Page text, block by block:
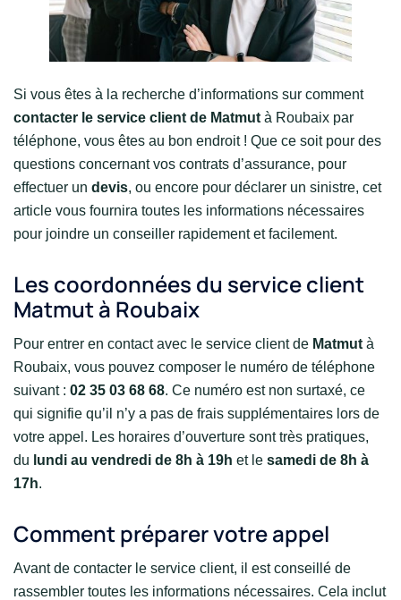
Si vous êtes à la recherche d’informations sur comment
contacter le service client de Matmut à Roubaix par
téléphone, vous êtes au bon endroit ! Que ce soit pour des
questions concernant vos contrats d’assurance, pour
effectuer un devis, ou encore pour déclarer un sinistre, cet
article vous fournira toutes les informations nécessaires
pour joindre un conseiller rapidement et facilement.
Les coordonnées du service client
Matmut à Roubaix
Pour entrer en contact avec le service client de Matmut à
Roubaix, vous pouvez composer le numéro de téléphone
suivant : 02 35 03 68 68. Ce numéro est non surtaxé, ce
qui signifie qu’il n’y a pas de frais supplémentaires lors de
votre appel. Les horaires d’ouverture sont très pratiques,
du lundi au vendredi de 8h à 19h et le samedi de 8h à
17h.
Comment préparer votre appel
Avant de contacter le service client, il est conseillé de
rassembler toutes les informations nécessaires. Cela inclut